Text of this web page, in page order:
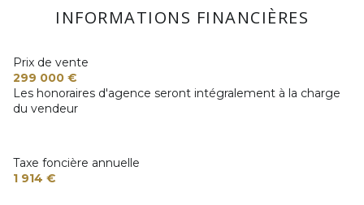
1 garage(s)
exposition Sud
vue oui
INFORMATIONS FINANCIÈRES
Prix de vente
299 000 €
Les honoraires d'agence seront intégralement à la charge
du vendeur
Taxe foncière annuelle
1 914 €